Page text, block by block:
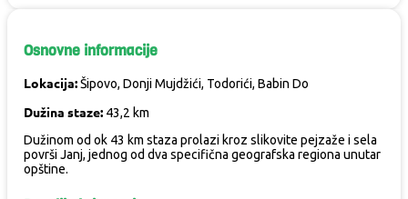
Osnovne informacije
Lokacija:Šipovo, Donji Mujdžići, Todorići, Babin Do
Dužina staze: 43,2 km
Dužinom od ok 43 km staza prolazi kroz slikovite pejzaže i sela
površi Janj, jednog od dva specifična geografska regiona unutar
opštine.